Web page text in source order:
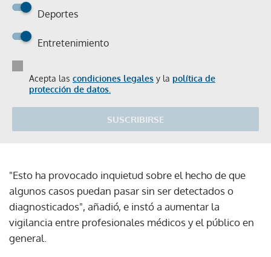
Deportes
Entretenimiento
Acepta las condiciones legales y la política de
protección de datos.
SUSCRIBIRSE
"Esto ha provocado inquietud sobre el hecho de que
algunos casos puedan pasar sin ser detectados o
diagnosticados", añadió, e instó a aumentar la
vigilancia entre profesionales médicos y el público en
general.